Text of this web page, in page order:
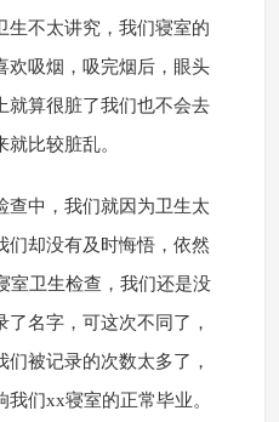
生不太讲究，我们寝室的
欢吸烟，吸完烟后，眼头
就算很脏了我们也不会去
比较脏乱。
查中，我们就因为卫生太
们却没有及时悔悟，依然
室卫生检查，我们还是没
名字，可这次不同了，
被记录的次数太多了，
们xx寝室的正常毕业。